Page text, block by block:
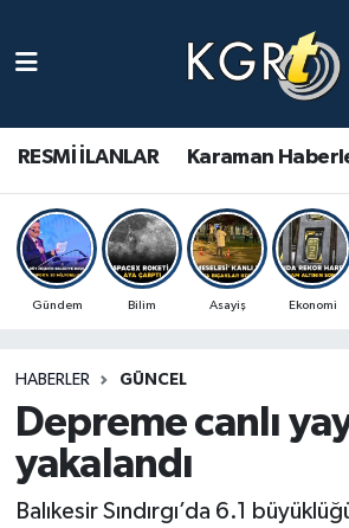
RESMİ İLANLAR Karaman
Gündem Bilim Asayiş Ekonomi
HABERLER GÜNCEL
Depreme canlı
yakalandı
Balıkesir Sındırgı’da 6.1
Gündem Haberleri
Güncel Haberler
Spor Haberleri
Ulusal Haberler
Vefat Edenler